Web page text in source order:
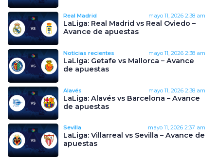
Real Madrid mayo 11, 2026 2:38 am
LaLiga: Real Madrid vs Real Oviedo –
Avance de apuestas
Noticias recientes mayo 11, 2026 2:38 am
LaLiga: Getafe vs Mallorca – Avance
de apuestas
Alavés mayo 11, 2026 2:38 am
LaLiga: Alavés vs Barcelona – Avance
de apuestas
Sevilla mayo 11, 2026 2:37 am
LaLiga: Villarreal vs Sevilla – Avance de
apuestas